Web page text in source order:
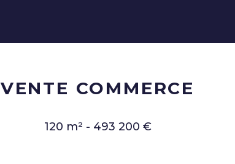
VENTE COMMERCE
120 m² - 493 200 €